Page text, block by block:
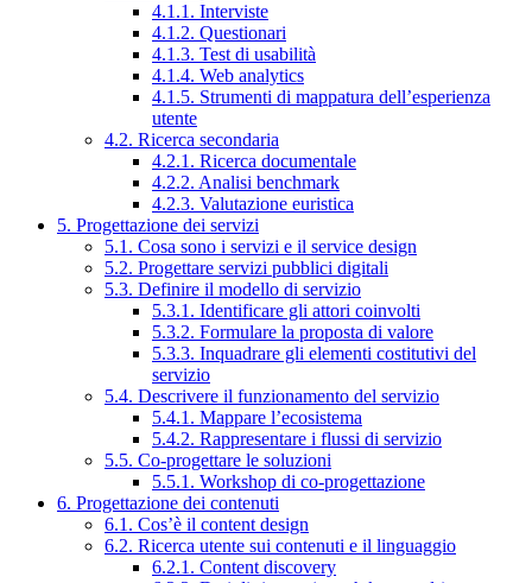
4.1.1. Interviste
4.1.2. Questionari
4.1.3. Test di usabilità
4.1.4. Web analytics
4.1.5. Strumenti di mappatura dell’esperienza
utente
4.2. Ricerca secondaria
4.2.1. Ricerca documentale
4.2.2. Analisi benchmark
4.2.3. Valutazione euristica
5. Progettazione dei servizi
5.1. Cosa sono i servizi e il service design
5.2. Progettare servizi pubblici digitali
5.3. Definire il modello di servizio
5.3.1. Identificare gli attori coinvolti
5.3.2. Formulare la proposta di valore
5.3.3. Inquadrare gli elementi costitutivi del
servizio
5.4. Descrivere il funzionamento del servizio
5.4.1. Mappare l’ecosistema
5.4.2. Rappresentare i flussi di servizio
5.5. Co-progettare le soluzioni
5.5.1. Workshop di co-progettazione
6. Progettazione dei contenuti
6.1. Cos’è il content design
6.2. Ricerca utente sui contenuti e il linguaggio
6.2.1. Content discovery